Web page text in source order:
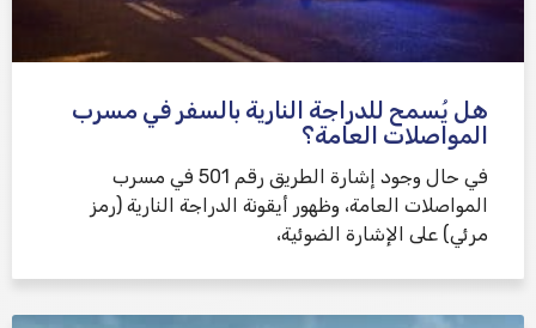
هل يُسمح للدراجة النارية بالسفر في مسرب
المواصلات العامة؟
في حال وجود إشارة الطريق رقم 501 في مسرب
المواصلات العامة، وظهور أيقونة الدراجة النارية (رمز
مرئي) على الإشارة الضوئية،